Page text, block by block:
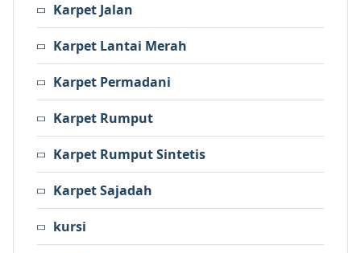
Karpet Jalan
Karpet Lantai Merah
Karpet Permadani
Karpet Rumput
Karpet Rumput Sintetis
Karpet Sajadah
kursi